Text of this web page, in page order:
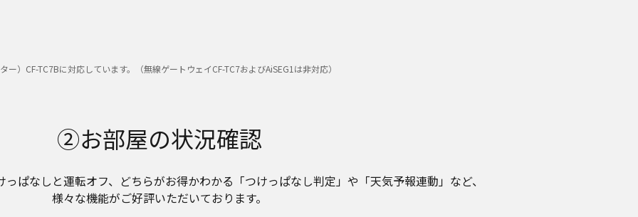
）CF-TC7Bに対応しています。（無線ゲートウェイCF-TC7およびAiSEG1は非対応）
②お部屋の状況確認
ぱなしと運転オフ、どちらがお得かわかる「つけっぱなし判定」や「天気予報連動」など、
様々な機能がご好評いただいております。